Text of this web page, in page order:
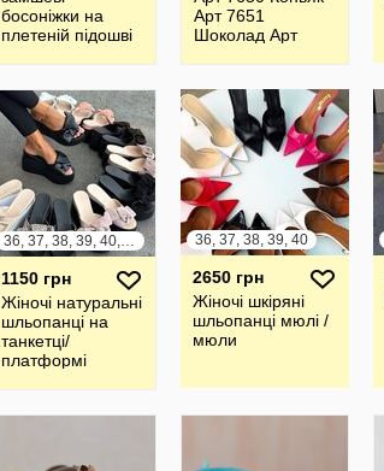
босоніжки на
плетеній підошві
Арт 7651
Шоколад Арт
LIRIO
36, 37, 38, 39, 40, 41
1150 грн
Жіночі натуральні
шльопанці на
танкетці/
платформі
36, 37, 38, 39, 40
2650 грн
Жіночі шкіряні
шльопанці мюлі /
мюли